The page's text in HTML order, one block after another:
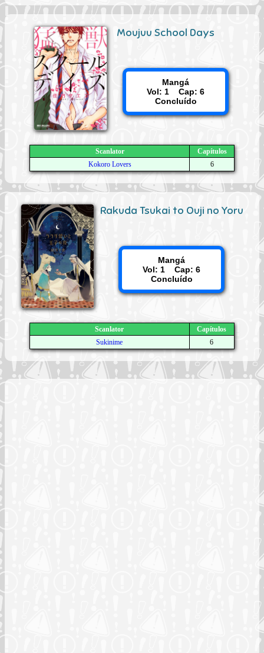
Moujuu School Days
Mangá
Vol: 1 Cap: 6
Concluído
Scanlator
Capítulos
Kokoro Lovers
6
Rakuda Tsukai to Ouji no Yoru
Mangá
Vol: 1 Cap: 6
Concluído
Scanlator
Capítulos
Sukinime
6